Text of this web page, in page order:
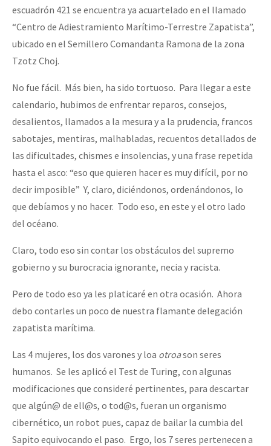
escuadrón 421 se encuentra ya acuartelado en el llamado
“Centro de Adiestramiento Marítimo-Terrestre Zapatista”,
ubicado en el Semillero Comandanta Ramona de la zona
Tzotz Choj.
No fue fácil. Más bien, ha sido tortuoso. Para llegar a este
calendario, hubimos de enfrentar reparos, consejos,
desalientos, llamados a la mesura y a la prudencia, francos
sabotajes, mentiras, malhabladas, recuentos detallados de
las dificultades, chismes e insolencias, y una frase repetida
hasta el asco: “eso que quieren hacer es muy difícil, por no
decir imposible” Y, claro, diciéndonos, ordenándonos, lo
que debíamos y no hacer. Todo eso, en este y el otro lado
del océano.
Claro, todo eso sin contar los obstáculos del supremo
gobierno y su burocracia ignorante, necia y racista.
Pero de todo eso ya les platicaré en otra ocasión. Ahora
debo contarles un poco de nuestra flamante delegación
zapatista marítima.
Las 4 mujeres, los dos varones y loa otroason seres
humanos. Se les aplicó el Test de Turing, con algunas
modificaciones que consideré pertinentes, para descartar
que algún@ de ell@s, o tod@s, fueran un organismo
cibernético, un robot pues, capaz de bailar la cumbia del
Sapito equivocando el paso. Ergo, los 7 seres pertenecen a